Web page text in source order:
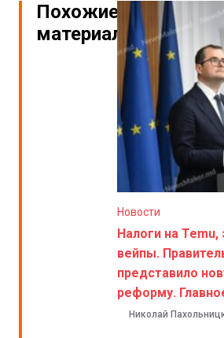
Похожие
материалы
Новости
Налоги на Temu,
вейпы.
представило
реформу.
Николай